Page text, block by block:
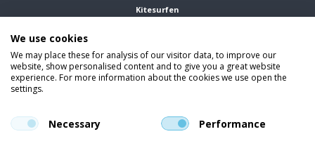
Kitesurfen
Kleding
Vind ons op social media
En blijf op de hoogte van trends, aanbiedingen en kortingsacties.
We use cookies
We may place these for analysis of our visitor data, to improve our
website, show personalised content and to give you a great website
experience. For more information about the cookies we use open the
settings.
Necessary
Performance